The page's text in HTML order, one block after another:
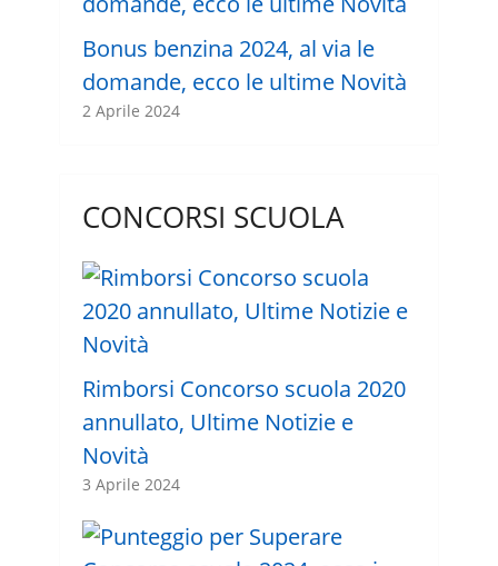
Bonus benzina 2024, al via le
domande, ecco le ultime Novità
2 Aprile 2024
CONCORSI SCUOLA
Rimborsi Concorso scuola 2020
annullato, Ultime Notizie e
Novità
3 Aprile 2024